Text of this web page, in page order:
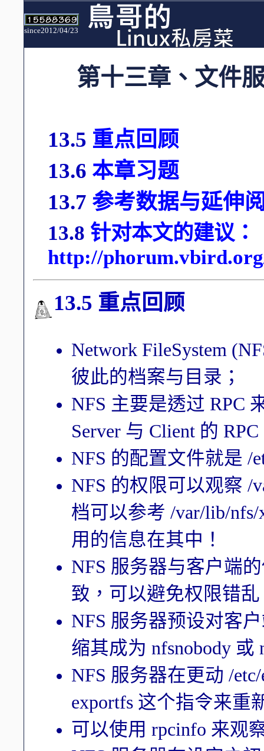
since2012/04/23
第十三章、文件
13.5 重点回顾
13.6 本章习题
13.7 参考数据与延伸
13.8 针对本文的建议：
http://
13.5 重点回顾
Network FileSystem
彼此的档案与目录；
NFS 主要是透过 RPC
Server 与 Client 的
NFS 的配置文件就是 /
NFS 的权限可以观察 /
档可以参考 /var/lib/
用的信息在其中！
NFS 服务器与客户端
致，可以避免权限错乱
NFS 服务器预设对客
缩其成为 nfsnobody 或
NFS 服务器在更动 /
exportfs 这个指令来重
可以使用 rpcinfo 来观